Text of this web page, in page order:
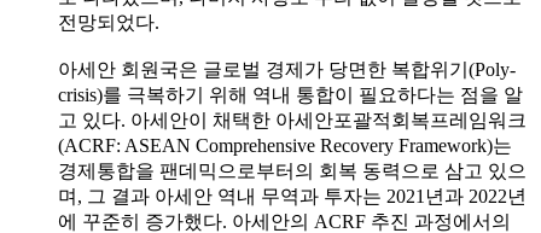
전망되었다.
아세안 회원국은 글로벌 경제가 당면한 복합위기(Poly-
crisis)를 극복하기 위해 역내 통합이 필요하다는 점을 알
고 있다. 아세안이 채택한 아세안포괄적회복프레임워크
(ACRF: ASEAN Comprehensive Recovery Framework)는
경제통합을 팬데믹으로부터의 회복 동력으로 삼고 있으
며, 그 결과 아세안 역내 무역과 투자는 2021년과 2022년
에 꾸준히 증가했다. 아세안의 ACRF 추진 과정에서의